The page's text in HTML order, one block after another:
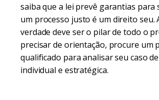
saiba que a lei prevê garantias para
um processo justo é um direito seu.
verdade deve ser o pilar de todo o
precisar de orientação, procure um
qualificado para analisar seu caso
individual e estratégica.